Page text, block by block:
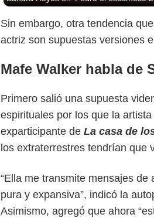
Sin embargo, otra tendencia
actriz son supuestas versiones
Mafe Walker habla de
Primero salió una supuesta
espirituales por los que la
exparticipante de La casa de
los extraterrestres tendrían que
“Ella me transmite mensajes
pura y expansiva”, indicó la
Asimismo, agregó que ahora